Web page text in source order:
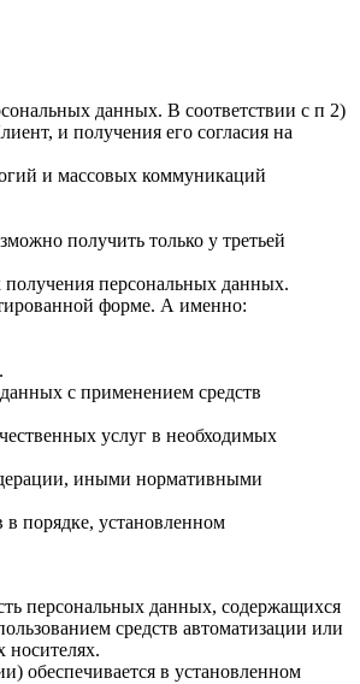
данных. В соответствии с п 2)
и получения его согласия на
и массовых коммуникаций
получить только у третьей
персональных данных.
форме. А именно:
с применением средств
услуг в необходимых
иными нормативными
в порядке, установленном
персональных данных, содержащихся
средств автоматизации или
носителях.
обеспечивается в установленном